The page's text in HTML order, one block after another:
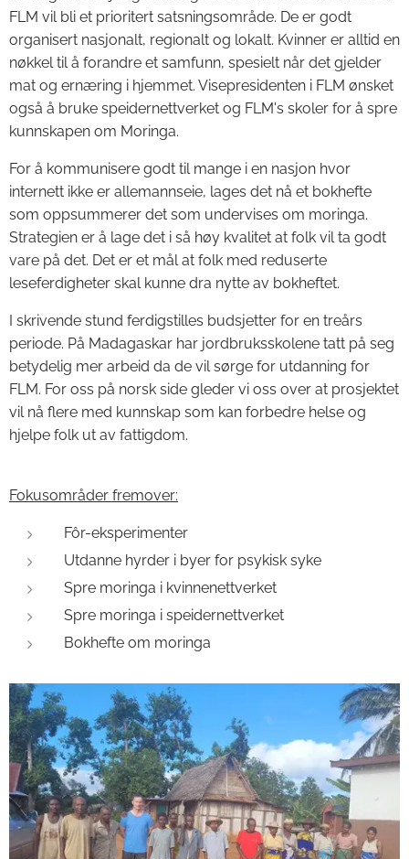
FLM vil bli et prioritert satsningsområde. De er godt
organisert nasjonalt, regionalt og lokalt. Kvinner er alltid en
nøkkel til å forandre et samfunn, spesielt når det gjelder
mat og ernæring i hjemmet. Visepresidenten i FLM ønsket
også å bruke speidernettverket og FLM's skoler for å spre
kunnskapen om Moringa.
For å kommunisere godt til mange i en nasjon hvor
internett ikke er allemannseie, lages det nå et bokhefte
som oppsummerer det som undervises om moringa.
Strategien er å lage det i så høy kvalitet at folk vil ta godt
vare på det. Det er et mål at folk med reduserte
leseferdigheter skal kunne dra nytte av bokheftet.
I skrivende stund ferdigstilles budsjetter for en treårs
periode. På Madagaskar har jordbruksskolene tatt på seg
betydelig mer arbeid da de vil sørge for utdanning for
FLM. For oss på norsk side gleder vi oss over at prosjektet
vil nå flere med kunnskap som kan forbedre helse og
hjelpe folk ut av fattigdom.
Fokusområder fremover:
Fôr-eksperimenter
Utdanne hyrder i byer for psykisk syke
Spre moringa i kvinnenettverket
Spre moringa i speidernettverket
Bokhefte om moringa